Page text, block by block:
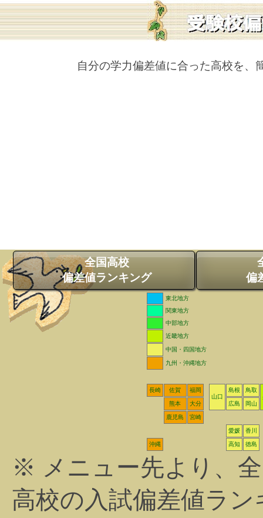
自分の学力偏差値に合った高校を、
全国高校
偏差値ランキング
偏
東北地方
関東地方
中部地方
近畿地方
中国・四国地方
九州・沖縄地方
長崎 佐賀
福岡
山口
島根
鳥取
熊本
大分 広島 岡山
鹿児島 宮崎
愛媛 香川
沖縄 高知 徳島
※ メニュー先より、
高校の入試偏差値ラ